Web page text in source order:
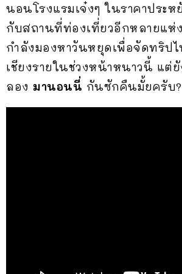
นอนโรงแรมเจ๋งๆ ในราคาประ
กับสถานที่ท่องเที่ยวอีกหลายแห่
กำลังมองหาวันหยุดเพื่อจัดทริปไ
เชียงรายในช่วงหน้าหนาวนี้ แต่
ลอง มานอนนี่ กันซักคืนมั้ยครับ?